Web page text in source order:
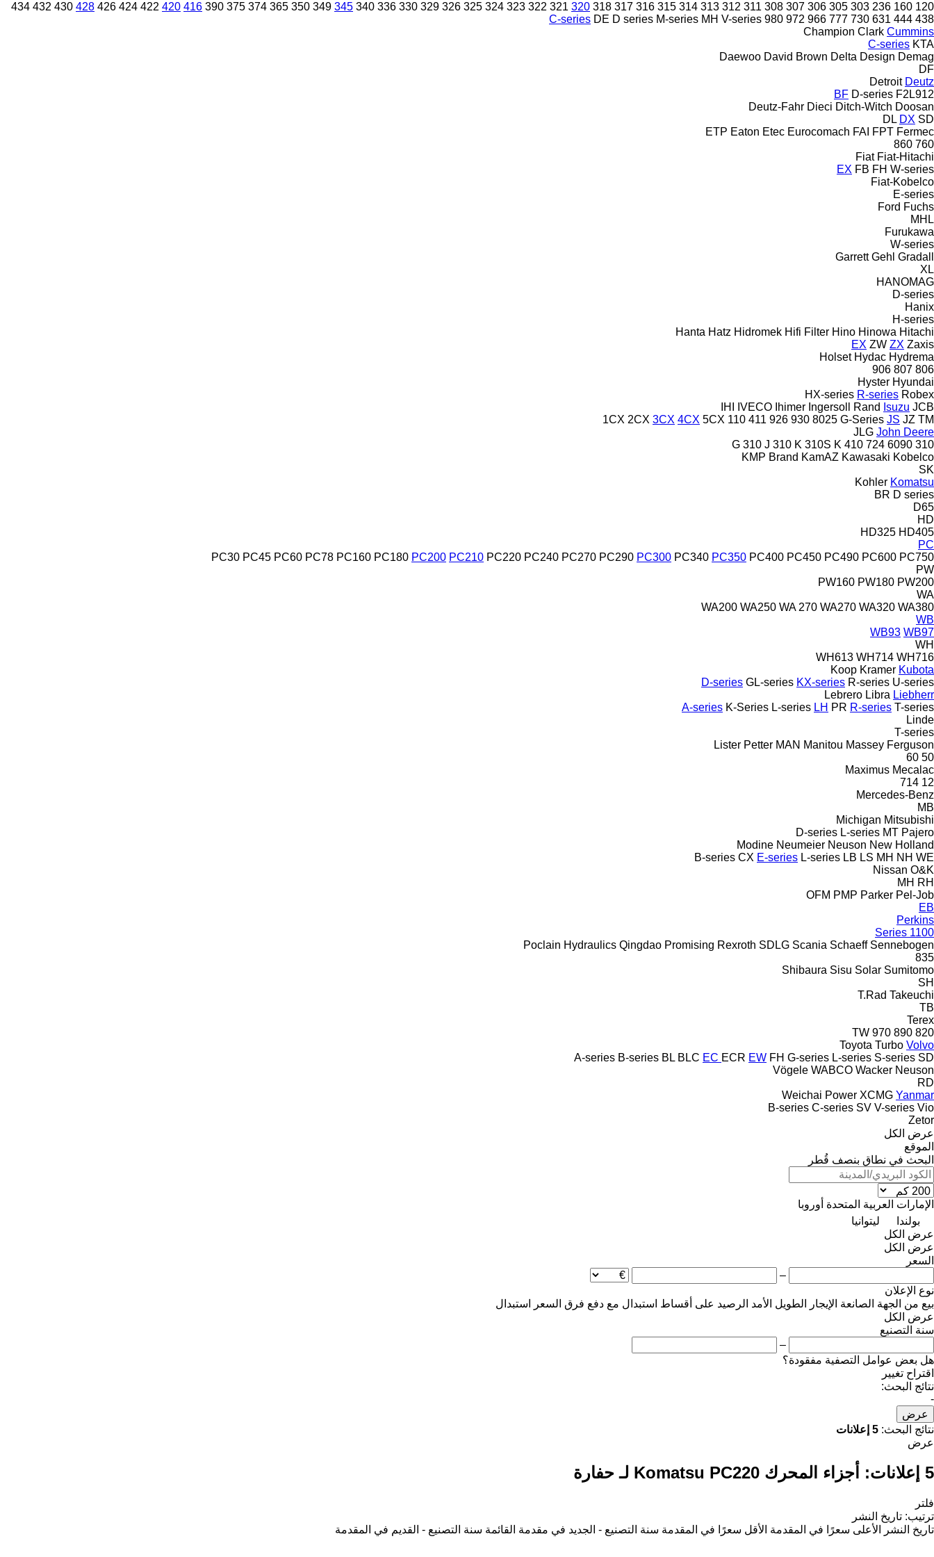
120
160
236
303
305
306
307
308
311
312
313
314
315
316
317
318
320
321
322
323
324
325
326
329
330
336
340
345
349
350
365
374
375
390
416
420
422
424
426
428
430
432
434
438
444
631
730
777
966
972
980
C-series DE D series M-series MH V-series
Champion Clark Cummins
C-series KTA
Daewoo David Brown Delta Design Demag
DF
Detroit Deutz
BF D-series F2L912
Deutz-Fahr Dieci Ditch-Witch Doosan
DL DX SD
ETP Eaton Etec Eurocomach FAI FPT Fermec
760
860
Fiat Fiat-Hitachi
EX FB FH W-series
Fiat-Kobelco
E-series
Ford Fuchs
MHL
Furukawa
W-series
Garrett Gehl Gradall
XL
HANOMAG
D-series
Hanix
H-series
Hanta Hatz Hidromek Hifi Filter Hino Hinowa Hitachi
EX ZW ZX Zaxis
Holset Hydac Hydrema
806
807
906
Hyster Hyundai
HX-series R-series Robex
IHI
IVECO Ihimer Ingersoll Rand Isuzu JCB
1CX 2CX 3CX 4CX 5CX 110 411 926 930 8025 G-Series JS JZ TM
JLG John Deere
310 G
310 J 310 K 310S K 410 724 6090
KMP Brand KamAZ Kawasaki Kobelco
SK
Kohler Komatsu
BR D series
D65
HD
HD325 HD405
PC
PC30 PC45 PC60 PC78 PC160 PC180 PC200 PC210 PC220 PC240 PC270 PC290 PC300 PC340 PC350 PC400 PC450 PC490 PC600 PC750
PW
PW160 PW180 PW200
WA
WA200 WA250 WA 270 WA270 WA320 WA380
WB
WB93 WB97
WH
WH613 WH714 WH716
Koop Kramer Kubota
D-series GL-series KX-series R-series U-series
Lebrero Libra Liebherr
A-series K-Series L-series LH PR R-series T-series
Linde
T-series
Lister Petter MAN Manitou Massey Ferguson
50
60
Maximus Mecalac
12
714
Mercedes-Benz
MB
Michigan Mitsubishi
D-series L-series MT Pajero
Modine Neumeier Neuson New Holland
B-series CX E-series L-series LB LS MH NH WE
Nissan O&K
MH RH
OFM PMP Parker Pel-Job
EB
Perkins
1100 Series
Poclain Hydraulics Qingdao Promising Rexroth SDLG Scania Schaeff Sennebogen
835
Shibaura Sisu Solar Sumitomo
SH
T.Rad Takeuchi
TB
Terex
820
890
970
TW
Toyota Turbo Volvo
A-series B-series BL BLC EC ECR EW FH G-series L-series S-series SD
Vögele WABCO Wacker Neuson
RD
Weichai Power XCMG Yanmar
B-series C-series SV V-series Vio
Zetor
عرض الكل
الموقع
البحث في نطاق بنصف قُطر
الإمارات العربية المتحدة أوروبا
بولندا
ليتوانيا
عرض الكل
عرض الكل
السعر
–
نوع الإعلان
بيع من الجهة الصانعة الإيجار الطويل الأمد الرصيد على أقساط استبدال مع دفع فرق السعر
استبدال
عرض الكل
سنة التصنيع
–
هل بعض عوامل التصفية مفقودة؟
اقتراح تغيير
نتائج البحث:
-
عرض
نتائج البحث: 5 إعلانات
عرض
5 إعلانات: أجزاء المحرك Komatsu PC220 لـ حفارة
فلتر
ترتيب: تاريخ النشر
تاريخ النشر
الأعلى سعرًا في المقدمة الأقل سعرًا في المقدمة سنة التصنيع - الجديد في مقدمة القائمة سنة التصنيع - القديم في المقدمة